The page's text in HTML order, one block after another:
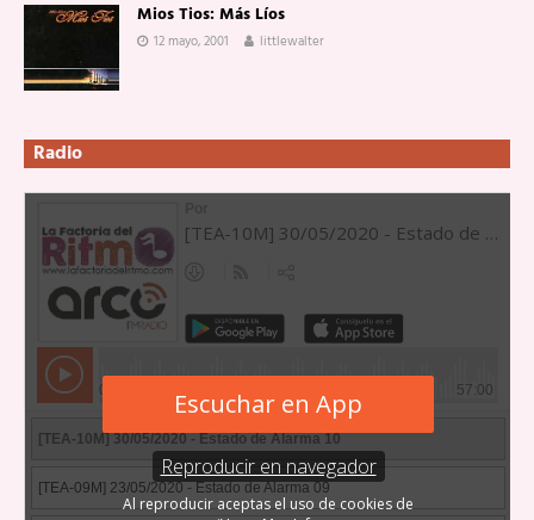
Mios Tios: Más Líos
12 mayo, 2001 littlewalter
Radio